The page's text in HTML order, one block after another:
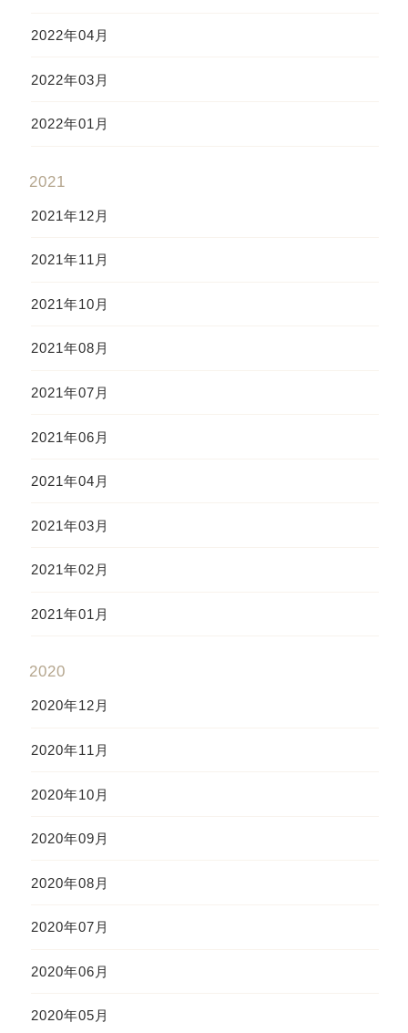
2022年04月
2022年03月
2022年01月
2021
2021年12月
2021年11月
2021年10月
2021年08月
2021年07月
2021年06月
2021年04月
2021年03月
2021年02月
2021年01月
2020
2020年12月
2020年11月
2020年10月
2020年09月
2020年08月
2020年07月
2020年06月
2020年05月